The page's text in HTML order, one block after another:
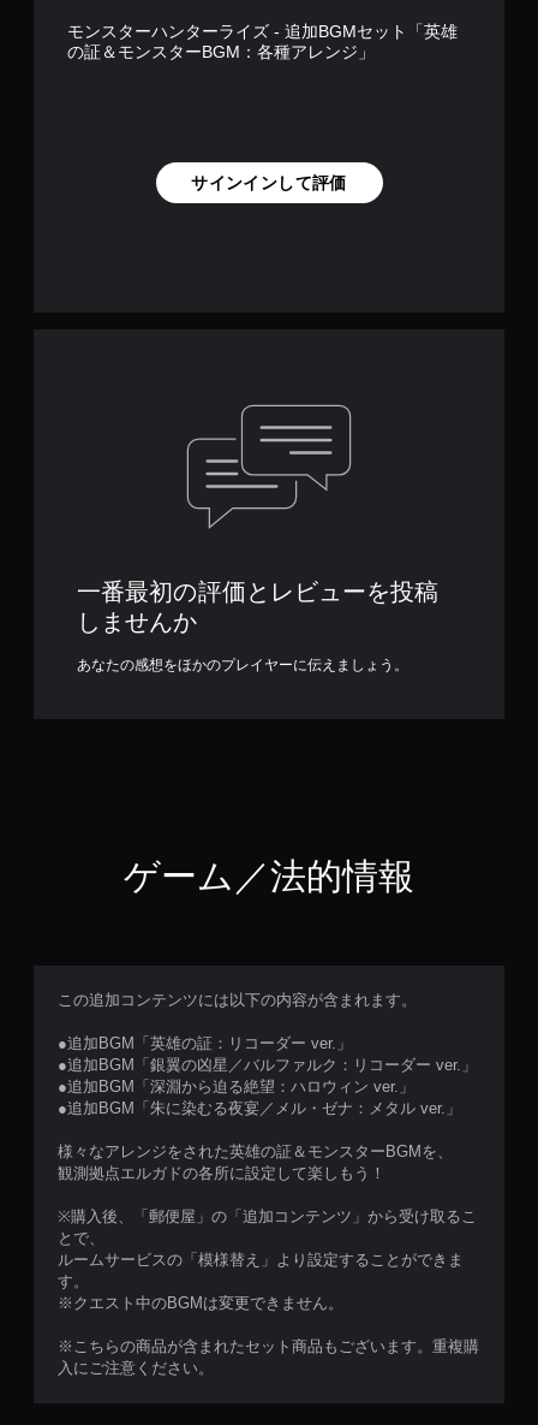
モンスターハンターライズ - 追加BGMセット「英雄
の証＆モンスターBGM：各種アレンジ」
サインインして評価
一番最初の評価とレビューを投稿
しませんか
あなたの感想をほかのプレイヤーに伝えましょう。
ゲーム／法的情報
この追加コンテンツには以下の内容が含まれます。
●追加BGM「英雄の証：リコーダー ver.」
●追加BGM「銀翼の凶星／バルファルク：リコーダー ver.」
●追加BGM「深淵から迫る絶望：ハロウィン ver.」
●追加BGM「朱に染むる夜宴／メル・ゼナ：メタル ver.」
様々なアレンジをされた英雄の証＆モンスターBGMを、
観測拠点エルガドの各所に設定して楽しもう！
※購入後、「郵便屋」の「追加コンテンツ」から受け取るこ
とで、
ルームサービスの「模様替え」より設定することができま
す。
※クエスト中のBGMは変更できません。
※こちらの商品が含まれたセット商品もございます。重複購
入にご注意ください。